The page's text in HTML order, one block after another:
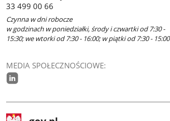
33 499 00 66
Czynna w dni robocze
w godzinach w poniedziałki, środy i czwartki od 7:30 -
15:30; we wtorki od 7:30 - 16:00; w piątki od 7:30 - 15:00
MEDIA SPOŁECZNOŚCIOWE:
stopka